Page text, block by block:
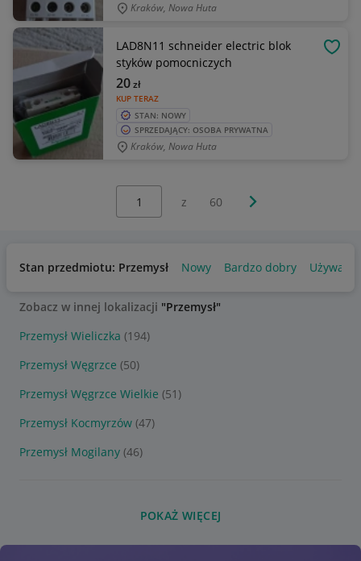
Kraków, Nowa Huta
LAD8N11 schneider electric blok
styków pomocniczych
KUP TERAZ
20zł
STAN: NOWY
SPRZEDAJĄCY: OSOBA PRYWATNA
Kraków, Nowa Huta
z 60 Następna strona
Stan przedmiotu: Przemysł Nowy Bardzo dobry Używany
Zobacz w innej lokalizacji "Przemysł"
Przemysł Wieliczka (194)
Przemysł Węgrzce (50)
Przemysł Węgrzce Wielkie (51)
Przemysł Kocmyrzów (47)
Przemysł Mogilany (46)
POKAŻ WIĘCEJ